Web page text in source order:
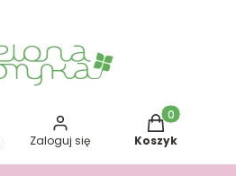
wyszukiwarkę
Zaloguj się
Produkty w
Koszyk